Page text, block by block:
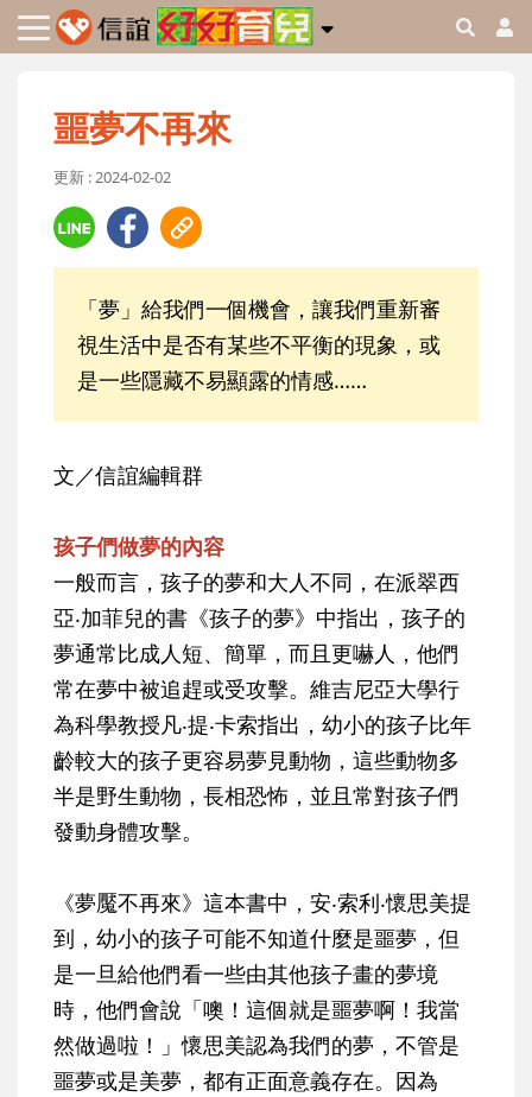
噩夢不再來
更新 : 2024-02-02
「夢」給我們一個機會，讓我們重新審
視生活中是否有某些不平衡的現象，或
是一些隱藏不易顯露的情感……
文／信誼編輯群
孩子們做夢的內容
一般而言，孩子的夢和大人不同，在派翠西
亞‧加菲兒的書《孩子的夢》中指出，孩子的
夢通常比成人短、簡單，而且更嚇人，他們
常在夢中被追趕或受攻擊。維吉尼亞大學行
為科學教授凡‧提‧卡索指出，幼小的孩子比年
齡較大的孩子更容易夢見動物，這些動物多
半是野生動物，長相恐怖，並且常對孩子們
發動身體攻擊。
《夢魘不再來》這本書中，安‧索利‧懷思美提
到，幼小的孩子可能不知道什麼是噩夢，但
是一旦給他們看一些由其他孩子畫的夢境
時，他們會說「噢！這個就是噩夢啊！我當
然做過啦！」懷思美認為我們的夢，不管是
噩夢或是美夢，都有正面意義存在。因為